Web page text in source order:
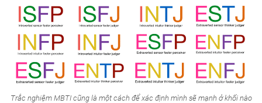
Trắc nghiệm MBTI cũng là một cách để xác định mình sẽ mạnh ở khối nào